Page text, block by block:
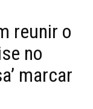
reunir o
no
marcar